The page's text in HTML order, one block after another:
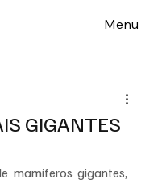
Menu
GIGANTES
mamíferos gigantes,